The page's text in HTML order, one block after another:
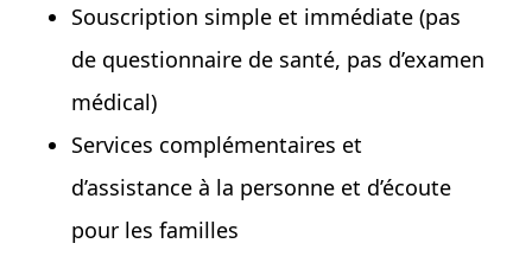
Souscription simple et immédiate (pas
de questionnaire de santé, pas d’examen
médical)
Services complémentaires et
d’assistance à la personne et d’écoute
pour les familles